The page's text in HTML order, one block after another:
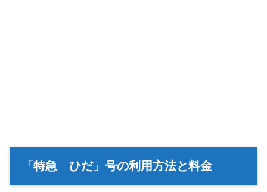
「特急 ひだ」号の利用方法と料金